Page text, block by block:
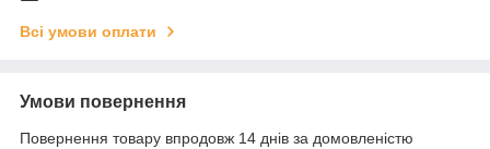
Всі умови оплати
Умови повернення
Повернення товару впродовж 14 днів за домовленістю